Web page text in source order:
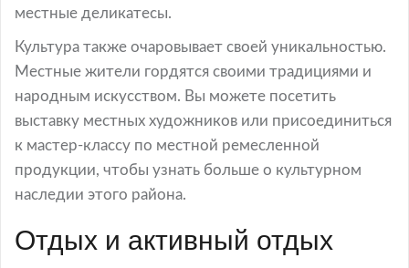
местные деликатесы.
Культура также очаровывает своей уникальностью.
Местные жители гордятся своими традициями и
народным искусством. Вы можете посетить
выставку местных художников или присоединиться
к мастер-классу по местной ремесленной
продукции, чтобы узнать больше о культурном
наследии этого района.
Отдых и активный отдых